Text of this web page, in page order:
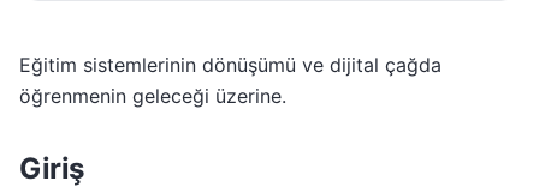
Eğitim sistemlerinin dönüşümü ve dijital çağda
öğrenmenin geleceği üzerine.
Giriş